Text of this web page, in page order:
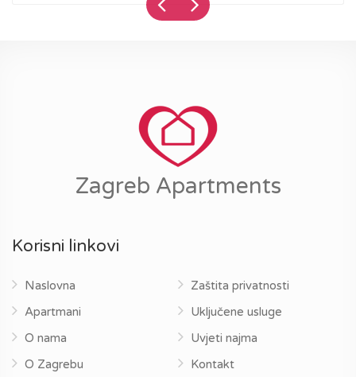
Zagreb Apartments
Korisni linkovi
Naslovna
Apartmani
O nama
O Zagrebu
Zaštita privatnosti
Uključene usluge
Uvjeti najma
Kontakt